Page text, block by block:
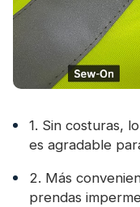
1. Sin costuras,
es agradable
2. Más
prendas